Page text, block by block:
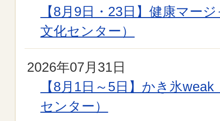
【8月9日・23日】健康マー
文化センター）
2026年07月31日
【8月1日～5日】かき氷
センター）